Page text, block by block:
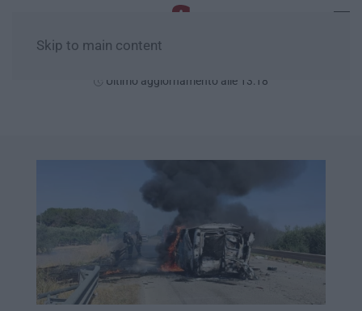
Skip to main content
Ultimo aggiornamento alle 13:18